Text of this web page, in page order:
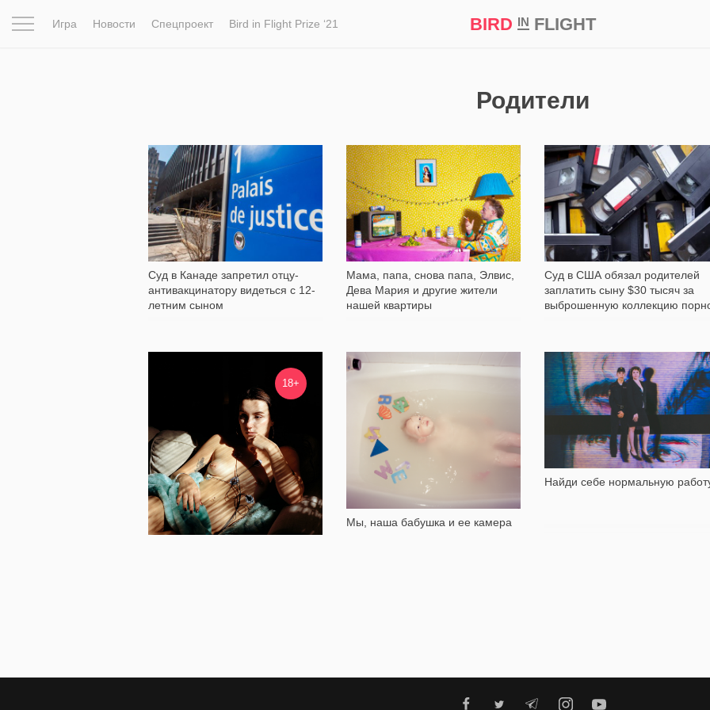
Игра Новости Спецпроект Bird in Flight Prize ‘21 BIRD INFLIGHT
Родители
Суд в Канаде запретил отцу-
антивакцинатору видеться с 12-
летним сыном
347
Мама, папа, снова папа, Элвис,
Дева Мария и другие жители
нашей квартиры
1 052
Суд в США обязал родителей
заплатить сыну $30 тысяч за
выброшенную коллекцию
13 839
18+
Мы, наша бабушка и ее камера
4 510
Найди себе нормальную
3 926